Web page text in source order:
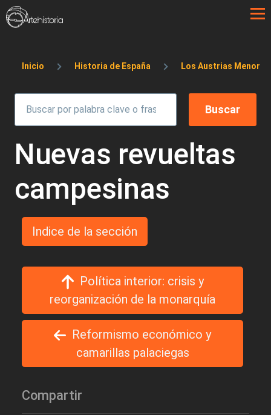
Pasar al contenido principal
Sobrescribir enlaces de ayuda a la
Inicio Historia de España Los Austrias Menores
Nuevas revueltas
campesinas
Indice de la sección
Política interior: crisis y
reorganización de la monarquía
Reformismo económico y
camarillas palaciegas
Compartir